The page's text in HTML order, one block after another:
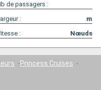
de passagers :
:
m
: Nœuds
Princess Cruises